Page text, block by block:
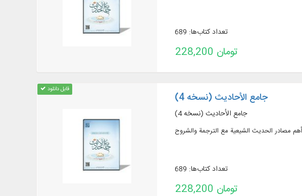
تعداد کتاب‌ها: 689
228,200 تومان
قابل دانلود
جامع الأحادیث (نسخه 4)
جامع الأحادیث (نسخه 4)
تعداد کتاب‌ها: 689
228,200 تومان